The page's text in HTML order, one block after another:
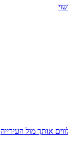
אותך מול העירייה